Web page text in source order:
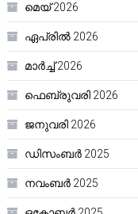
മെയ്‌ 2026
ഏപ്രിൽ 2026
മാർച്ച്‌ 2026
ഫെബ്രുവരി 2026
ജനുവരി 2026
ഡിസംബർ 2025
നവംബർ 2025